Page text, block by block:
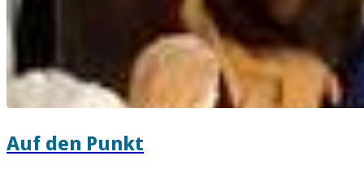
Auf den Punkt